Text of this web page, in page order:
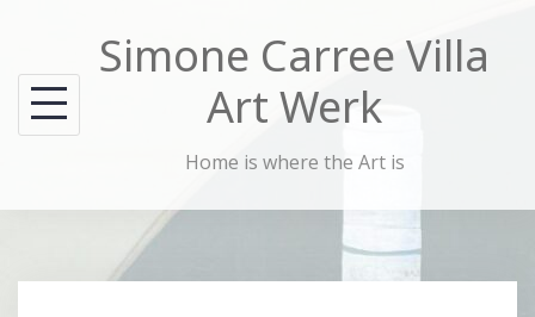
content
Simone Carree Villa
Art Werk
Home is where the Art is